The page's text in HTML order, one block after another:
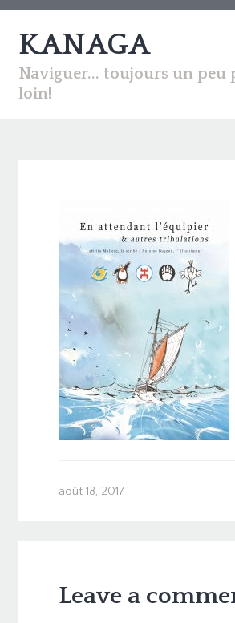
KANAGA
Naviguer... toujours un peu
loin!
août 18, 2017
Leave a